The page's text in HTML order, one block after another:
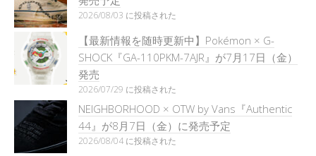
2026/08/03 に投稿された
【最新情報を随時更新中】Pokémon × G-
SHOCK『GA-110PKM-7AJR』が7月17日（金）
発売
2026/07/29 に投稿された
NEIGHBORHOOD × OTW by Vans『Authentic
44』が8月7日（金）に発売予定
2026/08/04 に投稿された